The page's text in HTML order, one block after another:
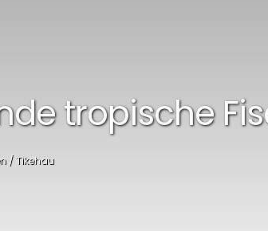
tropische
/ Tikehau